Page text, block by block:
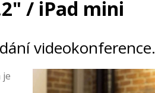
/ iPad mini
videokonference.